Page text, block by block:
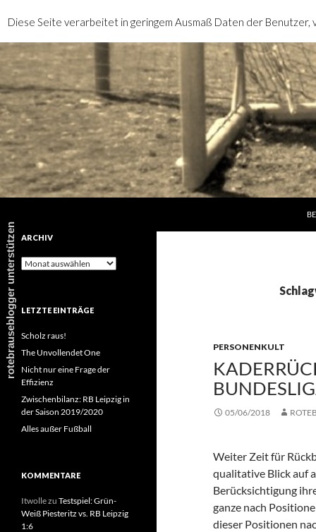
PERSONENKULT
05/06/2018
Weiter Zeit für
qualitative Blick auf
Berücksichtigung
ganze nach
dieser Positionen
ARCHIV
Archiv
LETZTE EINTRÄGE
Scholz raus!
The Unvollendet One
Nicht nur eine Frage der
Effizienz
Zwischenbilanz: RB Leipzig in
der Saison 2019/2020
Alles außer Fußball
KOMMENTARE
Itwollezu Testspiel: Grün-
Weiß Piesteritz vs. RB Leipzig
1:6
Diese Seite verarbeitet in geringem Ausmaß Daten der
rotebrauseblogger unterstützen